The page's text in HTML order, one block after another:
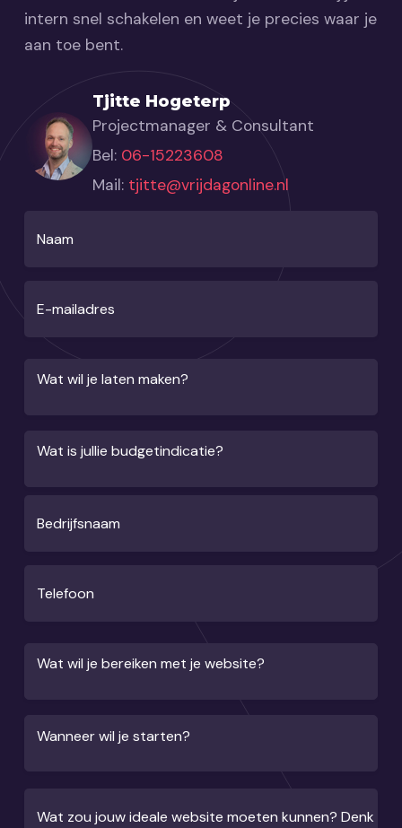
intern snel schakelen en weet je precies waar je
aan toe bent.
Tjitte Hogeterp
Projectmanager & Consultant
Bel: 06-15223608
Mail: tjitte@vrijdagonline.nl
Naam
E-mailadres
Wat wil je laten maken?
Wat is jullie budgetindicatie?
Bedrijfsnaam
Telefoon
Wat wil je bereiken met je website?
Wanneer wil je starten?
Wat zou jouw ideale website moeten kunnen? Denk